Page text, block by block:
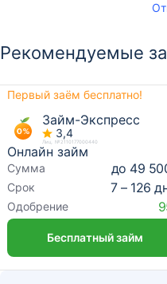
Рекомендуемые
Первый заём бесплатно!
Займ-Экспресс
3,4
Лиц. №2110177000440
Онлайн займ
Сумма до 49
Срок 7 – 126
Одобрение
Бесплатный займ